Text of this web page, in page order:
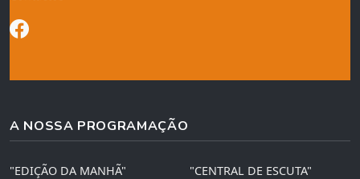
A NOSSA PROGRAMAÇÃO
"EDIÇÃO DA MANHÃ" "CENTRAL DE ESCUTA"